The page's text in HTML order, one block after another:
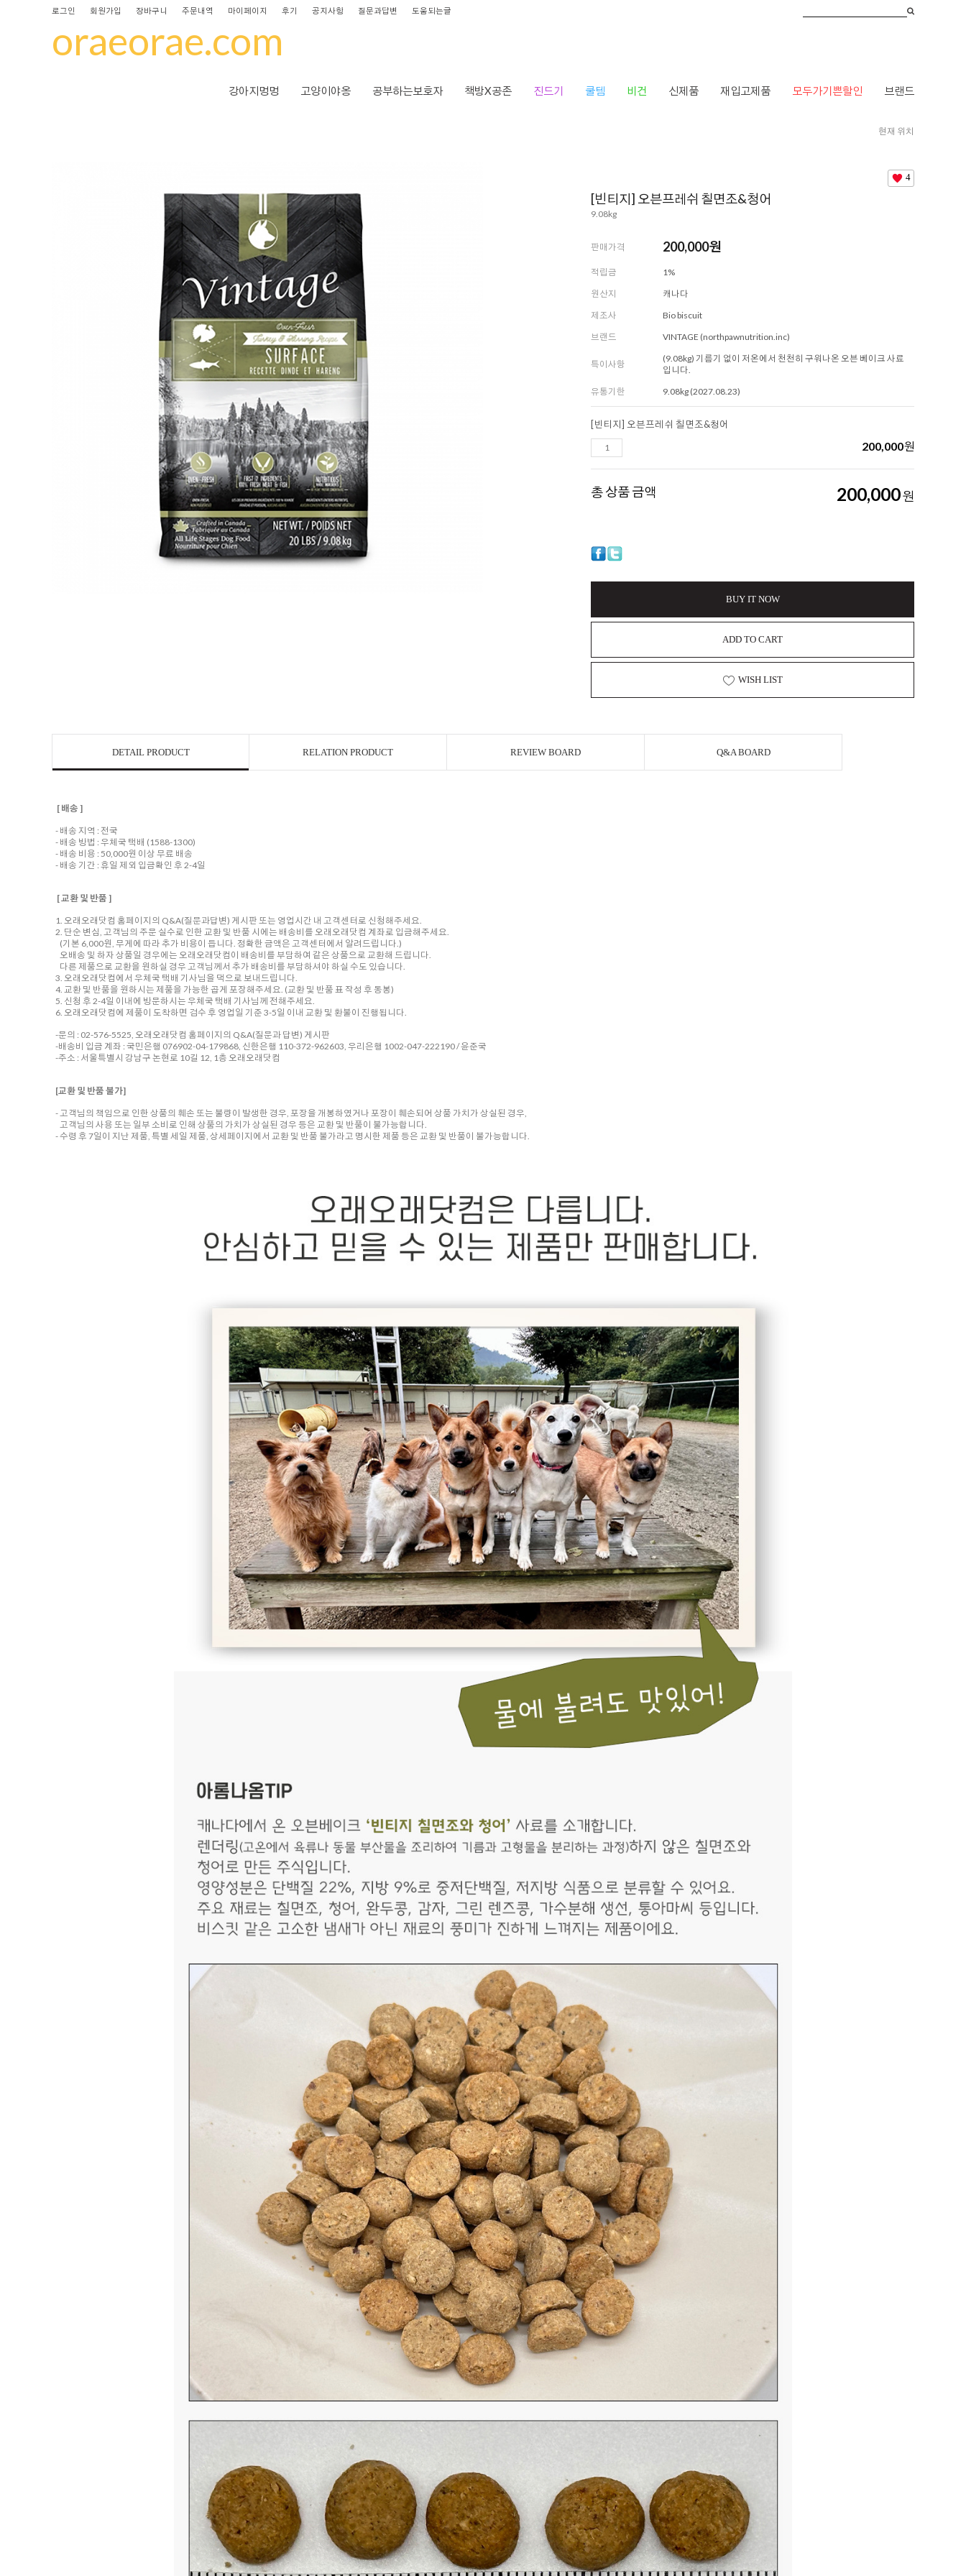
로그인 회원가입 장바구니 주문내역 마이페이지 후기 공지사항 질문과답변 도움되는글
oraeorae.com
강아지멍멍 고양이야옹 공부하는보호자 책방X공존 진드기 쿨템 비건 신제품 재입고제품 모두가기쁜할인 브랜드
현재 위치
4
[빈티지] 오븐프레쉬 칠면조&청어
9.08kg
판매가격 200,000원
적립금
1%
원산지
캐나다
제조사
Bio biscuit
브랜드
VINTAGE (northpawnutrition.inc)
특이사항
(9.08kg) 기름기 없이 저온에서 천천히 구워나온 오븐 베이크 사료
입니다.
유통기한
9.08kg (2027.08.23)
[빈티지] 오븐프레쉬 칠면조&청어
200,000원
총 상품 금액 200,000원
BUY IT NOW
ADD TO CART
WISH LIST
DETAIL PRODUCT RELATION PRODUCT REVIEW BOARD Q&A BOARD
[ 배송 ]
- 배송 지역 : 전국
- 배송 방법 : 우체국 택배 (1588-1300)
- 배송 비용 : 50,000원 이상 무료 배송
- 배송 기간 : 휴일 제외 입금확인 후 2-4일
[ 교환 및 반품 ]
1. 오래오래닷컴 홈페이지의 Q&A(질문과답변) 게시판 또는 영업시간 내 고객센터로 신청해주세요.
2. 단순 변심, 고객님의 주문 실수로 인한 교환 및 반품 시에는 배송비를 오래오래닷컴 계좌로 입금해주세요.
(기본 6,000원, 무게에 따라 추가 비용이 듭니다. 정확한 금액은 고객센터에서 알려드립니다.)
오배송 및 하자 상품일 경우에는 오래오래닷컴이 배송비를 부담하여 같은 상품으로 교환해 드립니다.
다른 제품으로 교환을 원하실 경우 고객님께서 추가 배송비를 부담하셔야 하실 수도 있습니다.
3. 오래오래닷컴에서 우체국 택배 기사님을 댁으로 보내드립니다.
4. 교환 및 반품을 원하시는 제품을 가능한 곱게 포장해주세요. (교환 및 반품 표 작성 후 동봉)
5. 신청 후 2-4일 이내에 방문하시는 우체국 택배 기사님께 전해주세요.
6. 오래오래닷컴에 제품이 도착하면 검수 후 영업일 기준 3-5일 이내 교환 및 환불이 진행됩니다.
-문의 : 02-576-5525, 오래오래닷컴 홈페이지의 Q&A(질문과 답변) 게시판
-배송비 입금 계좌 : 국민은행 076902-04-179868, 신한은행 110-372-962603, 우리은행 1002-047-222190 / 윤준국
-주소 : 서울특별시 강남구 논현로 10길 12, 1층 오래오래닷컴
[교환 및 반품 불가]
- 고객님의 책임으로 인한 상품의 훼손 또는 불량이 발생한 경우, 포장을 개봉하였거나 포장이 훼손되어 상품 가치가 상실된 경우,
고객님의 사용 또는 일부 소비로 인해 상품의 가치가 상실된 경우 등은 교환 및 반품이 불가능합니다.
- 수령 후 7일이 지난 제품, 특별 세일 제품, 상세페이지에서 교환 및 반품 불가라고 명시한 제품 등은 교환 및 반품이 불가능합니다.